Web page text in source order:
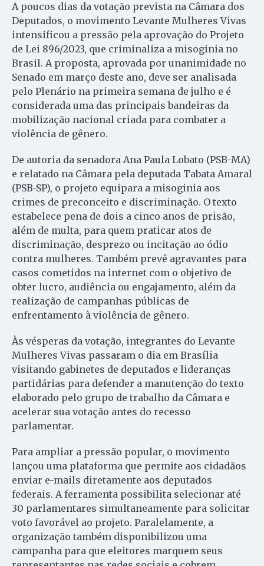
A poucos dias da votação prevista na Câmara dos
Deputados, o movimento Levante Mulheres Vivas
intensificou a pressão pela aprovação do Projeto
de Lei 896/2023, que criminaliza a misoginia no
Brasil. A proposta, aprovada por unanimidade no
Senado em março deste ano, deve ser analisada
pelo Plenário na primeira semana de julho e é
considerada uma das principais bandeiras da
mobilização nacional criada para combater a
violência de gênero.
De autoria da senadora Ana Paula Lobato (PSB-MA)
e relatado na Câmara pela deputada Tabata Amaral
(PSB-SP), o projeto equipara a misoginia aos
crimes de preconceito e discriminação. O texto
estabelece pena de dois a cinco anos de prisão,
além de multa, para quem praticar atos de
discriminação, desprezo ou incitação ao ódio
contra mulheres. Também prevê agravantes para
casos cometidos na internet com o objetivo de
obter lucro, audiência ou engajamento, além da
realização de campanhas públicas de
enfrentamento à violência de gênero.
Às vésperas da votação, integrantes do Levante
Mulheres Vivas passaram o dia em Brasília
visitando gabinetes de deputados e lideranças
partidárias para defender a manutenção do texto
elaborado pelo grupo de trabalho da Câmara e
acelerar sua votação antes do recesso
parlamentar.
Para ampliar a pressão popular, o movimento
lançou uma plataforma que permite aos cidadãos
enviar e-mails diretamente aos deputados
federais. A ferramenta possibilita selecionar até
30 parlamentares simultaneamente para solicitar
voto favorável ao projeto. Paralelamente, a
organização também disponibilizou uma
campanha para que eleitores marquem seus